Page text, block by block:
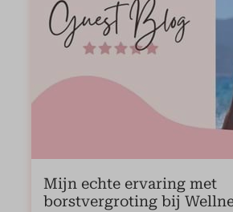
Mijn echte ervaring met
borstvergroting bij